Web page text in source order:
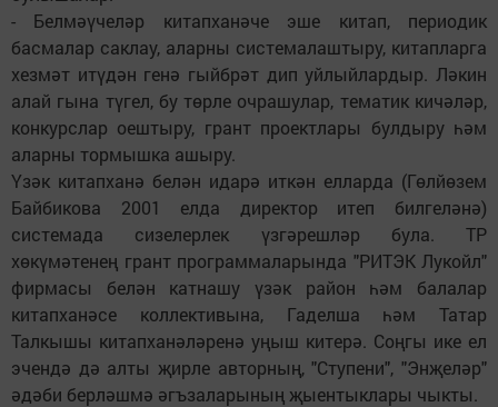
- Белмәүчеләр китапханәче эше китап, периодик
басмалар саклау, аларны системалаштыру, китапларга
хезмәт итүдән генә гыйбрәт дип уйлыйлардыр. Ләкин
алай гына түгел, бу төрле очрашулар, тематик кичәләр,
конкурслар оештыру, грант проектлары булдыру һәм
аларны тормышка ашыру.
Үзәк китапханә белән идарә иткән елларда (Гөлйөзем
Байбикова 2001 елда директор итеп билгеләнә)
системада сизелерлек үзгәрешләр була. ТР
хөкүмәтенең грант программаларында "РИТЭК Лукойл"
фирмасы белән катнашу үзәк район һәм балалар
китапханәсе коллективына, Гаделша һәм Татар
Талкышы китапханәләренә уңыш китерә. Соңгы ике ел
эчендә дә алты җирле авторның, "Ступени", "Энҗеләр"
әдәби берләшмә әгъзаларының җыентыклары чыкты.